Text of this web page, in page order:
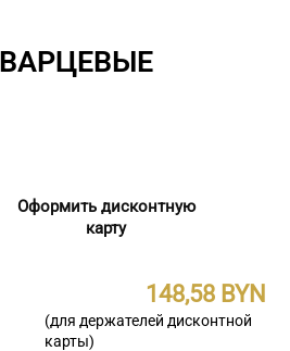
Оформить дисконтную
карту
148,58
(для держателей дисконтной
карты)